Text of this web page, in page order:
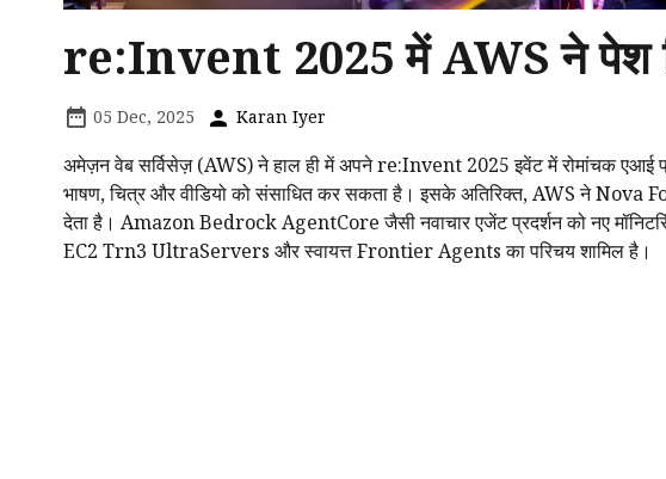
re:Invent 2025 में AWS ने पेश
05 Dec, 2025 Karan Iyer
अमेज़न वेब सर्विसेज़ (AWS) ने हाल ही में अपने re:Invent 2025 इवेंट में रोमांचक एआई
भाषण, चित्र और वीडियो को संसाधित कर सकता है। इसके अतिरिक्त, AWS ने Nova
देता है। Amazon Bedrock AgentCore जैसी नवाचार एजेंट प्रदर्शन को नए
EC2 Trn3 UltraServers और स्वायत्त Frontier Agents का परिचय शामिल है।